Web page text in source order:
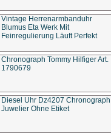
Vintage Herrenarmbanduhr
Blumus Eta Werk Mit
Feinregulierung Läuft Perfekt
Chronograph Tommy Hilfiger Art.
1790679
Diesel Uhr Dz4207 Chronograph
Juwelier Ohne Etiket